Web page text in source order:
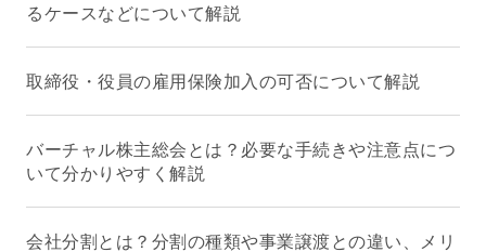
るケースなどについて解説
取締役・役員の雇用保険加入の可否について解説
バーチャル株主総会とは？必要な手続きや注意点につ
いて分かりやすく解説
会社分割とは？分割の種類や事業譲渡との違い、メリ